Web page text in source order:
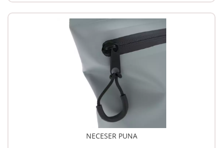
NECESER PUNA